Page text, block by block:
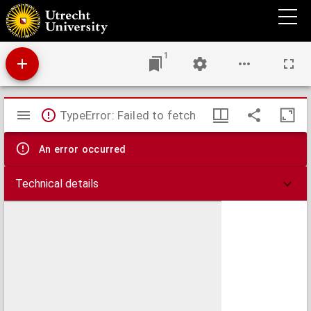
De grondt der meet-konst : ofte Een korte verklaringe der keegel-sneeden, met een by-
voeghsel.
1
Mirador
viewer
TypeError: Failed to fetch
An error occurred
Technical details